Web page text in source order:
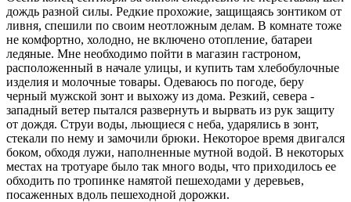
дождь разной силы. Редкие прохожие, защищаясь зонтиком от
ливня, спешили по своим неотложным делам. В комнате тоже
не комфортно, холодно, не включено отопление, батареи
ледяные. Мне необходимо пойти в магазин гастроном,
расположенный в начале улицы, и купить там хлебобулочные
изделия и молочные товары. Одеваюсь по погоде, беру
черный мужской зонт и выхожу из дома. Резкий, севера -
западный ветер пытался развернуть и вырвать из рук защиту
от дождя. Струи воды, льющиеся с неба, ударялись в зонт,
стекали по нему и замочили брюки. Некоторое время двигался
боком, обходя лужи, наполненные мутной водой. В некоторых
местах на тротуаре было так много воды, что приходилось ее
обходить по тропинке намятой пешеходами у деревьев,
посаженных вдоль пешеходной дорожки.